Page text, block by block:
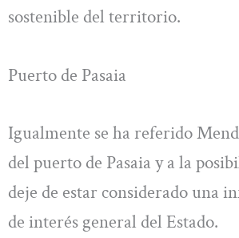
sostenible del territorio.
Puerto de Pasaia
Igualmente se ha referido
del puerto de Pasaia y a la
deje de estar considerado una
de interés general del Estado.